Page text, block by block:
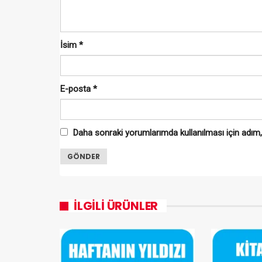
İsim *
E-posta *
Daha sonraki yorumlarımda kullanılması için
İLGILI ÜRÜNLER